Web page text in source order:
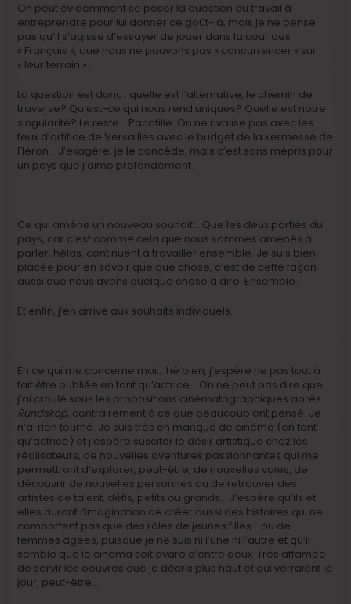
On peut évidemment se poser la question du travail à
entreprendre pour lui donner ce goût-là, mais je ne pense
pas qu’il s’agisse d’essayer de jouer dans la cour des
« Français », que nous ne pouvons pas « concurrencer » sur
« leur terrain ».
La question est donc : quelle est l’alternative, le chemin de
traverse? Qu’est-ce qui nous rend uniques? Quelle est notre
singularité? Le reste… Pacotille. On ne rivalise pas avec les
feux d’artifice de Versailles avec le budget de la kermesse de
Fléron… J’exagère, je le concède, mais c’est sans mépris pour
un pays que j’aime profondément.
Ce qui amène un nouveau souhait… Que les deux parties du
pays, car c’est comme cela que nous sommes amenés à
parler, hélas, continuent à travailler ensemble. Je suis bien
placée pour en savoir quelque chose, c’est de cette façon
aussi que nous avons quelque chose à dire. Ensemble.
Et enfin, j’en arrive aux souhaits individuels.
En ce qui me concerne moi… hé bien, j’espère ne pas tout à
fait être oubliée en tant qu’actrice… On ne peut pas dire que
j’ai croulé sous les propositions cinématographiques après
Rundskop, contrairement à ce que beaucoup ont pensé. Je
n’ai rien tourné. Je suis très en manque de cinéma (en tant
qu’actrice) et j’espère susciter le désir artistique chez les
réalisateurs, de nouvelles aventures passionnantes qui me
permettront d’explorer, peut-être, de nouvelles voies, de
découvrir de nouvelles personnes ou de retrouver des
artistes de talent, défis, petits ou grands… J’espère qu’ils et
elles auront l’imagination de créer aussi des histoires qui ne
comportent pas que des rôles de jeunes filles… ou de
femmes âgées, puisque je ne suis ni l’une ni l’autre et qu’il
semble que le cinéma soit avare d’entre deux. Très affamée
de servir les oeuvres que je décris plus haut et qui verraient le
jour, peut-être…